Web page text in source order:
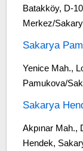
Batakköy, D-
Merkez/
Sakarya
Yenice Mah.,
Pamukova/
Sakarya
Akpınar Mah.,
Hendek,